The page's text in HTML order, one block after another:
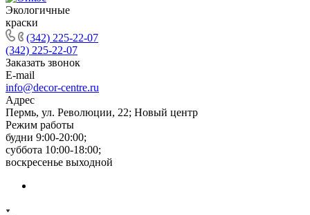
Экологичные
краски
(342) 225-22-07
(342) 225-22-07
Заказать звонок
E-mail
info@decor-centre.ru
Адрес
Пермь, ул. Революции, 22; Новый центр
Режим работы
будни 9:00-20:00;
суббота 10:00-18:00;
воскресенье выходной